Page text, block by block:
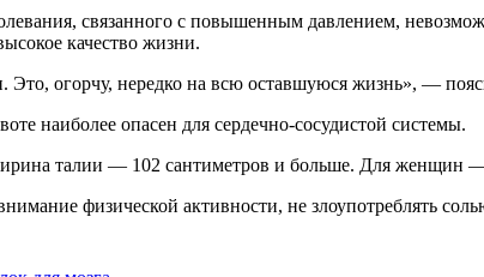
связанного с повышенным давлением,
качество жизни.
Это, огорчу, нередко на всю оставшуюся жизнь», —
наиболее опасен для сердечно-сосудистой системы.
талии — 102 сантиметров и больше. Для женщин
физической активности, не злоупотреблять